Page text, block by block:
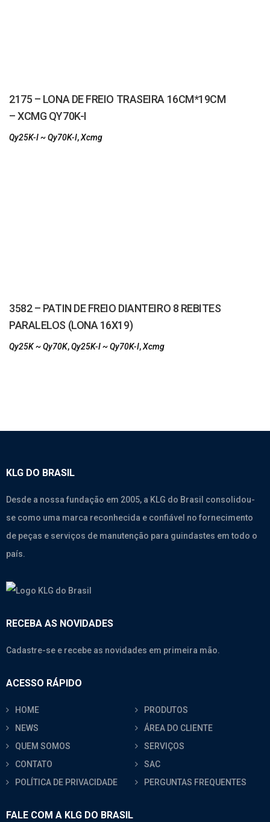
2175 – LONA DE FREIO TRASEIRA 16CM*19CM
– XCMG QY70K-I
Qy25K-I ~ Qy70K-I,Xcmg
3582 – PATIN DE FREIO DIANTEIRO 8 REBITES
PARALELOS (LONA 16X19)
Qy25K ~ Qy70K,Qy25K-I ~ Qy70K-I,Xcmg
KLG DO BRASIL
Desde a nossa fundação em 2005, a KLG do Brasil consolidou-
se como uma marca reconhecida e confiável no fornecimento
de peças e serviços de manutenção para guindastes em todo o
país.
RECEBA AS NOVIDADES
Cadastre-se e recebe as novidades em primeira mão.
ACESSO RÁPIDO
HOME
PRODUTOS
NEWS
ÁREA DO CLIENTE
QUEM SOMOS
SERVIÇOS
CONTATO
SAC
POLÍTICA DE PRIVACIDADE
PERGUNTAS FREQUENTES
FALE COM A KLG DO BRASIL